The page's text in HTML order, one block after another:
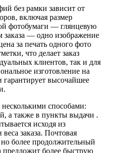
без рамки зависит от
включая размер
фотобумаги — глянцевую
заказа — одно изображение
за печать одного фото
что делает заказ
клиентов, так и для
изготовление на
высочайшее
несколькими способами:
а также в пункты выдачи .
исходя из
заказа. Почтовая
более продолжительный
предложит более быструю